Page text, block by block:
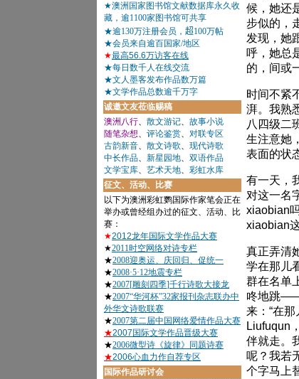
候，她还
步似的，
发现，她
呼，她总
的，间或
时间不紧
湃。我熟
八四级二
生注意她
表面的状
有一天，
对这一名
xiaobian
xiaobian
真正弄清
学在那儿
群在名单
咚地跳——
来：“在
Liufuqun
伴就走。
呢？我若
个字马上